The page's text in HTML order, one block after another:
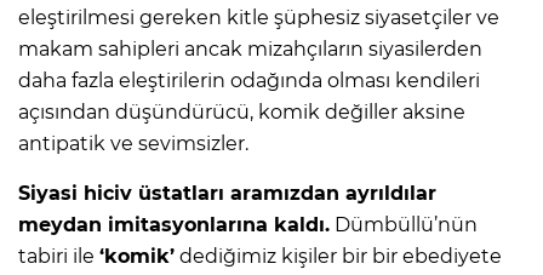
eleştirilmesi gereken kitle şüphesiz siyasetçiler ve
makam sahipleri ancak mizahçıların siyasilerden
daha fazla eleştirilerin odağında olması kendileri
açısından düşündürücü, komik değiller aksine
antipatik ve sevimsizler.
Siyasi hiciv üstatları aramızdan ayrıldılar
meydan imitasyonlarına kaldı. Dümbüllü’nün
tabiri ile ‘komik’ dediğimiz kişiler bir bir ebediyete